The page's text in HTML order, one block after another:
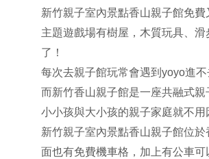
新竹親子室內景點香山親子館免
主題遊戲場有樹屋，木質玩具、
了！
每次去親子館玩常會遇到yoyo進
而新竹香山親子館是一座共融式
小小孩與大小孩的親子家庭就不
新竹親子室內景點香山親子館位
面也有免費機車格，加上有公車可